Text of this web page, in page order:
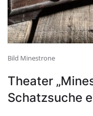
Bild Minestrone
Theater
Schatzsuche